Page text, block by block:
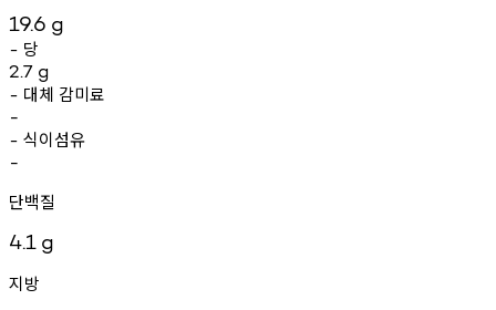
19.6 g
- 당
2.7 g
- 대체 감미료
-
- 식이섬유
-
단백질
4.1 g
지방